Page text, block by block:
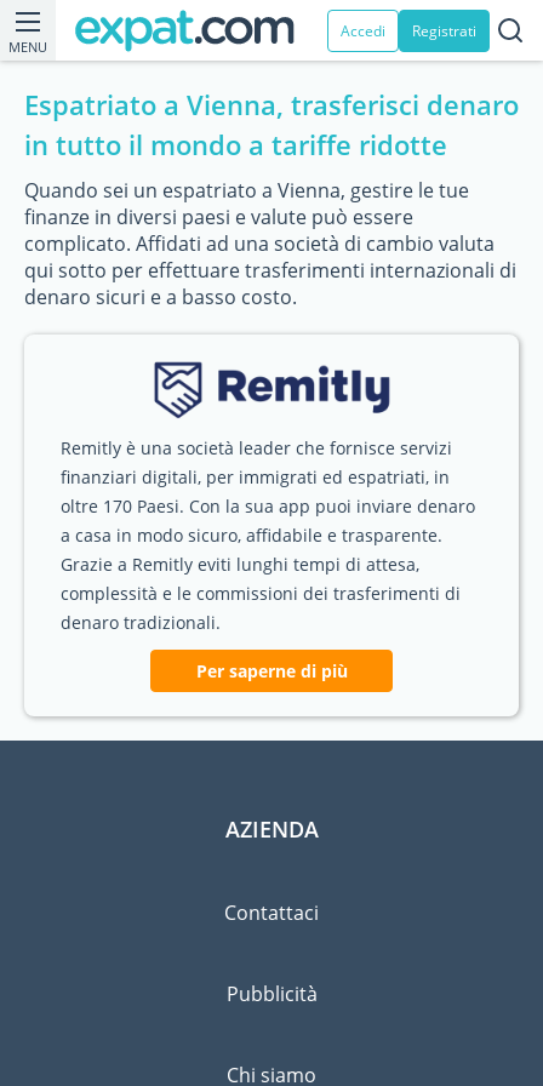
MENU
Accedi Registrati
Espatriato a Vienna, trasferisci denaro
in tutto il mondo a tariffe ridotte
Quando sei un espatriato a Vienna, gestire le tue
finanze in diversi paesi e valute può essere
complicato. Affidati ad una società di cambio valuta
qui sotto per effettuare trasferimenti internazionali di
denaro sicuri e a basso costo.
Remitly è una società leader che fornisce servizi
finanziari digitali, per immigrati ed espatriati, in
oltre 170 Paesi. Con la sua app puoi inviare denaro
a casa in modo sicuro, affidabile e trasparente.
Grazie a Remitly eviti lunghi tempi di attesa,
complessità e le commissioni dei trasferimenti di
denaro tradizionali.
Per saperne di più
AZIENDA
Contattaci
Pubblicità
Chi siamo